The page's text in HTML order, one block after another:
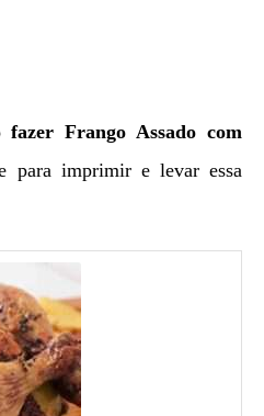
fazer Frango Assado com
para imprimir e levar essa